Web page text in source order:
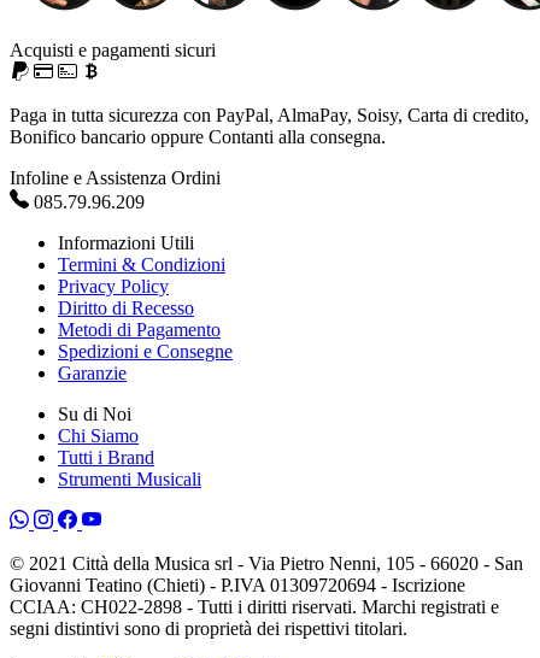
Acquisti e pagamenti sicuri
Paga in tutta sicurezza con PayPal, AlmaPay, Soisy, Carta di credito,
Bonifico bancario oppure Contanti alla consegna.
Infoline e Assistenza Ordini
085.79.96.209
Informazioni Utili
Termini & Condizioni
Privacy Policy
Diritto di Recesso
Metodi di Pagamento
Spedizioni e Consegne
Garanzie
Su di Noi
Chi Siamo
Tutti i Brand
Strumenti Musicali
© 2021 Città della Musica srl - Via Pietro Nenni, 105 - 66020 - San
Giovanni Teatino (Chieti) - P.IVA 01309720694 - Iscrizione
CCIAA: CH022-2898 - Tutti i diritti riservati. Marchi registrati e
segni distintivi sono di proprietà dei rispettivi titolari.